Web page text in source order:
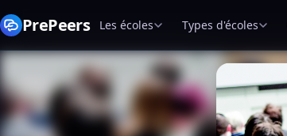
PrePeers Les écoles Types d'écoles